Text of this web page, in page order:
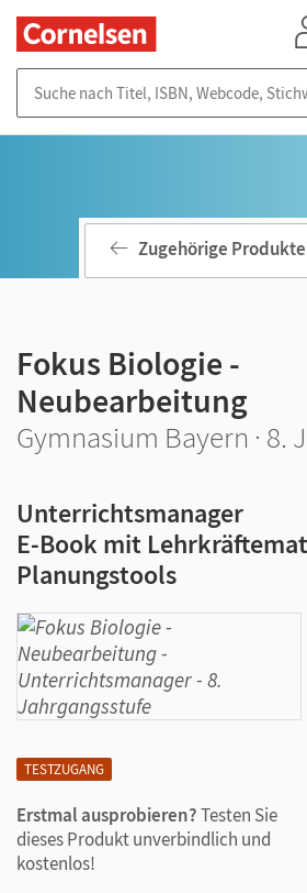
TESTZUGANG
Erstmal ausprobieren?Testen Sie
dieses Produkt unverbindlich und
kostenlos!
Zugehörige
Fokus Biologie -
Neubearbeitung
Gymnasium Bayern · 8.
Unterrichtsmanager
E-Book mit
Planungstools